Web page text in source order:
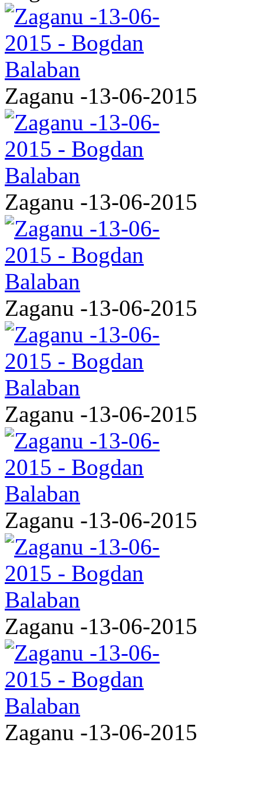
Zaganu -13-06-2015
Zaganu -13-06-2015
Zaganu -13-06-2015
Zaganu -13-06-2015
Zaganu -13-06-2015
Zaganu -13-06-2015
Zaganu -13-06-2015